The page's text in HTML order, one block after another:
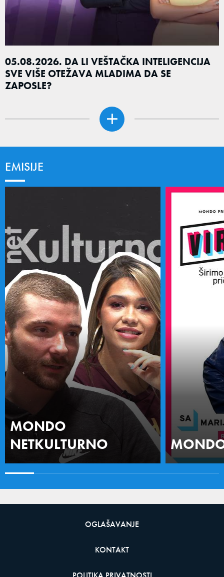
05.08.2026. DA LI VEŠTAČKA INTELIGENCIJA
SVE VIŠE OTEŽAVA MLADIMA DA SE
ZAPOSLE?
EMISIJE
MONDO
NETKULTURNO
OGLAŠAVANJE
KONTAKT